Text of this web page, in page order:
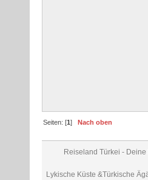
Seiten: [1]Nach oben
Reiseland Türkei -
Lykische Küste &Türkische